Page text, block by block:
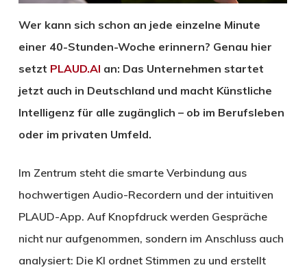
Wer kann sich schon an jede einzelne Minute
einer 40-Stunden-Woche erinnern? Genau hier
setzt PLAUD.AI an: Das Unternehmen startet
jetzt auch in Deutschland und macht Künstliche
Intelligenz für alle zugänglich – ob im Berufsleben
oder im privaten Umfeld.
Im Zentrum steht die smarte Verbindung aus
hochwertigen Audio-Recordern und der intuitiven
PLAUD-App. Auf Knopfdruck werden Gespräche
nicht nur aufgenommen, sondern im Anschluss auch
analysiert: Die KI ordnet Stimmen zu und erstellt